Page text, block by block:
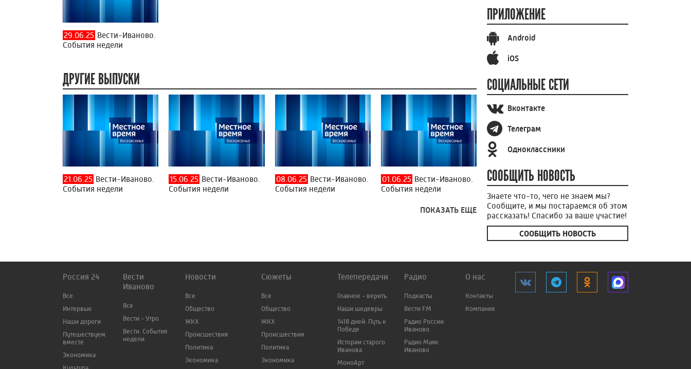
29.06.25 Вести-Иваново.
События недели
ДРУГИЕ ВЫПУСКИ
21.06.25 Вести-Иваново.
События недели
15.06.25 Вести-Иваново.
События недели
08.06.25 Вести-Иваново.
События недели
01.06.25 Вести-Иваново.
События недели
ПОКАЗАТЬ ЕЩЕ
ПРИЛОЖЕНИЕ
Android
iOS
СОЦИАЛЬНЫЕ СЕТИ
Вконтакте
Телеграм
Одноклассники
СООБЩИТЬ НОВОСТЬ
Знаете что-то, чего не знаем мы?
Сообщите, и мы постараемся об этом
рассказать! Спасибо за ваше участие!
СООБЩИТЬ НОВОСТЬ
Россия 24
Все
Интервью
Наши дороги
Путешествуем
вместе
Экономика
Вести
Иваново
Все
Вести - Утро
Вести. События
недели
Новости
Все
Общество
ЖКХ
Происшествия
Политика
Экономика
Сюжеты
Все
Общество
ЖКХ
Происшествия
Политика
Экономика
Телепередачи
Главное - верить
Наши шедевры
1418 дней: Путь к
Победе
Истории старого
Иванова
МоноАрт
Радио
Подкасты
Вести FM
Радио России
Иваново
Радио Маяк
Иваново
О нас
Контакты
Компания